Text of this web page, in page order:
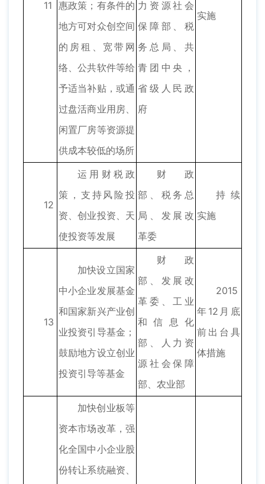
11 惠政策；有条件的
地方可对众创空间
的房租、宽带网
络、公共软件等给
予适当补贴，或通
过盘活商业用房、
闲置厂房等资源提
供成本较低的场所
力资源社会
保障部、税
务总局、共
青团中央，
省级人民政
府
实施
12
运用财税政
策，支持风险投
资、创业投资、天
使投资等发展
财政
部、税务总
局、发展改
革委
持续
实施
13
加快设立国家
中小企业发展基金
和国家新兴产业创
业投资引导基金；
鼓励地方设立创业
投资引导等基金
财政
部、发展改
革委、工业
和信息化
部、人力资
源社会保障
部、农业部
2015
年12月底
前出台具
体措施
加快创业板等
资本市场改革，强
化全国中小企业股
份转让系统融资、